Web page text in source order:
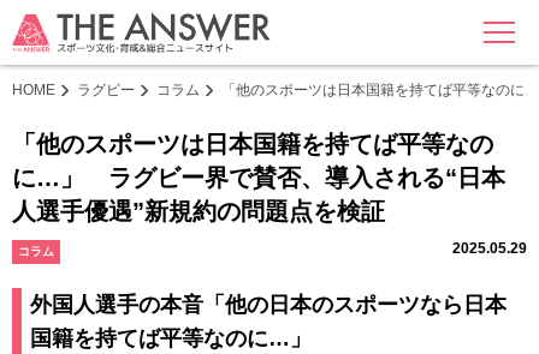
MENU
HOME ラグビー コラム 「他のスポーツは日本国籍を持てば平等なの
「他のスポーツは日本国籍を持てば平等なの
に…」 ラグビー界で賛否、導入される“日本
人選手優遇”新規約の問題点を検証
コラム 2025.05.29
外国人選手の本音「他の日本のスポーツなら日本
国籍を持てば平等なのに…」